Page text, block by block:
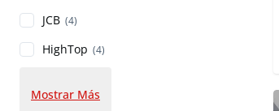
JCB (4)
HighTop (4)
Mostrar Más